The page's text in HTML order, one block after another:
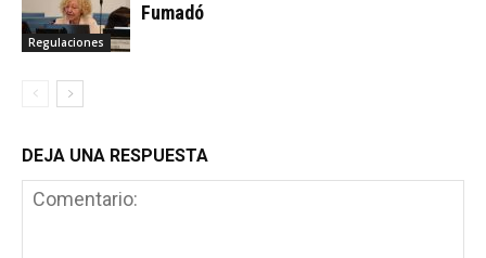
Regulaciones
Fumadó
DEJA UNA RESPUESTA